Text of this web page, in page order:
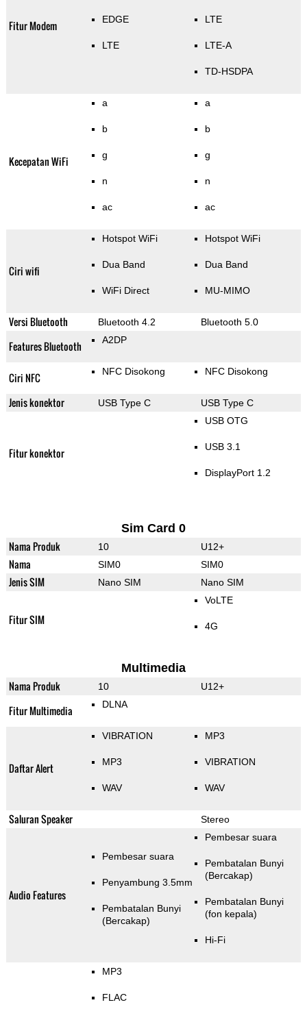
Fitur Modem EDGE
LTE
LTE
LTE-A
TD-HSDPA
Kecepatan WiFi
a
b
g
n
ac
a
b
g
n
ac
Ciri wifi
Hotspot WiFi
Dua Band
WiFi Direct
Hotspot WiFi
Dua Band
MU-MIMO
Versi Bluetooth Bluetooth 4.2 Bluetooth 5.0
Features Bluetooth A2DP
Ciri NFC NFC Disokong NFC Disokong
Jenis konektor USB Type C USB Type C
Fitur konektor
USB OTG
USB 3.1
DisplayPort 1.2
Sim Card 0
Nama Produk 10 U12+
Nama SIM0 SIM0
Jenis SIM Nano SIM Nano SIM
Fitur SIM
VoLTE
4G
Multimedia
Nama Produk 10 U12+
Fitur Multimedia DLNA
Daftar Alert
VIBRATION
MP3
WAV
MP3
VIBRATION
WAV
Saluran Speaker Stereo
Audio Features
Pembesar suara
Penyambung 3.5mm
Pembatalan Bunyi
(Bercakap)
Pembesar suara
Pembatalan Bunyi
(Bercakap)
Pembatalan Bunyi
(fon kepala)
Hi-Fi
MP3
FLAC